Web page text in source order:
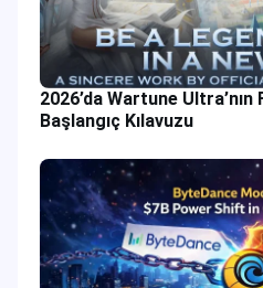
2026’da Wartune
Başlangıç Kılavuzu